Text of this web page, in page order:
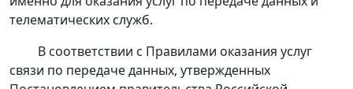
телематических служб.
В соответствии с Правилами оказания услуг
связи по передаче данных, утвержденных